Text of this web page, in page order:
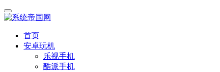
首页
安卓玩机
乐视手机
酷派手机